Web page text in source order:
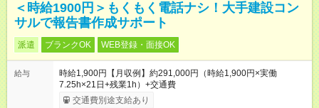
＜時給1900円＞もくもく電話ナシ！大手建設コン
サルで報告書作成サポート
派遣 ブランクOK WEB登録・面接OK
給与
時給1,900円【月収例】約291,000円（時給1,900円×実働
7.25h×21日+残業1h）+交通費
交通費別途支給あり